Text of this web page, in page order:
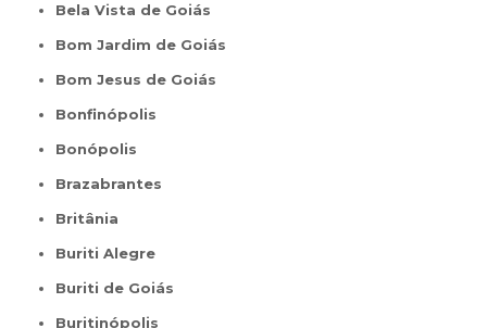
Bela Vista de Goiás
Bom Jardim de Goiás
Bom Jesus de Goiás
Bonfinópolis
Bonópolis
Brazabrantes
Britânia
Buriti Alegre
Buriti de Goiás
Buritinópolis